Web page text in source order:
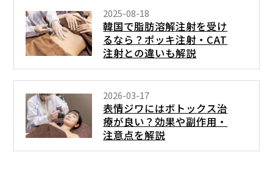
2025-08-18
韓国で脂肪溶解注射を受け
るなら？ポッキ注射・CAT
注射との違いも解説
2026-03-17
表情ジワにはボトックス治
療が良い？効果や副作用・
注意点を解説